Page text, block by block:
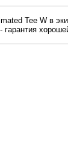
Tee W в